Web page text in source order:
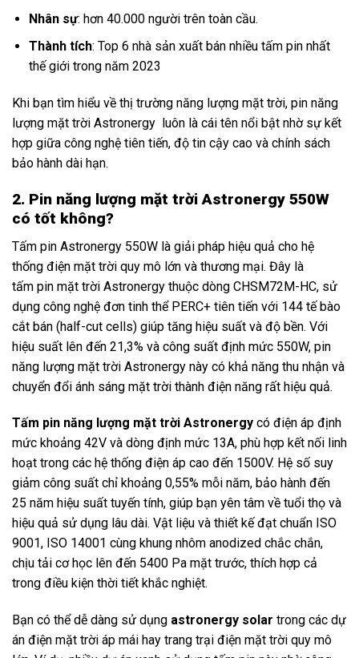
Nhân sự: hơn 40.000 người trên toàn cầu.
Thành tích: Top 6 nhà sản xuất bán nhiều tấm pin nhất
thế giới trong năm 2023
Khi bạn tìm hiểu về thị trường năng lượng mặt trời, pin năng
lượng mặt trời Astronergy luôn là cái tên nổi bật nhờ sự kết
hợp giữa công nghệ tiên tiến, độ tin cậy cao và chính sách
bảo hành dài hạn.
2. Pin năng lượng mặt trời Astronergy 550W
có tốt không?
Tấm pin Astronergy 550W là giải pháp hiệu quả cho hệ
thống điện mặt trời quy mô lớn và thương mại. Đây là
tấm pin mặt trời Astronergy thuộc dòng CHSM72M-HC, sử
dụng công nghệ đơn tinh thể PERC+ tiên tiến với 144 tế bào
cắt bán (half-cut cells) giúp tăng hiệu suất và độ bền. Với
hiệu suất lên đến 21,3% và công suất định mức 550W, pin
năng lượng mặt trời Astronergy này có khả năng thu nhận và
chuyển đổi ánh sáng mặt trời thành điện năng rất hiệu quả.
Tấm pin năng lượng mặt trời Astronergy có điện áp định
mức khoảng 42V và dòng định mức 13A, phù hợp kết nối linh
hoạt trong các hệ thống điện áp cao đến 1500V. Hệ số suy
giảm công suất chỉ khoảng 0,55% mỗi năm, bảo hành đến
25 năm hiệu suất tuyến tính, giúp bạn yên tâm về tuổi thọ và
hiệu quả sử dụng lâu dài. Vật liệu và thiết kế đạt chuẩn ISO
9001, ISO 14001 cùng khung nhôm anodized chắc chắn,
chịu tải cơ học lên đến 5400 Pa mặt trước, thích hợp cả
trong điều kiện thời tiết khắc nghiệt.
Bạn có thể dễ dàng sử dụng astronergy solar trong các dự
án điện mặt trời áp mái hay trang trại điện mặt trời quy mô